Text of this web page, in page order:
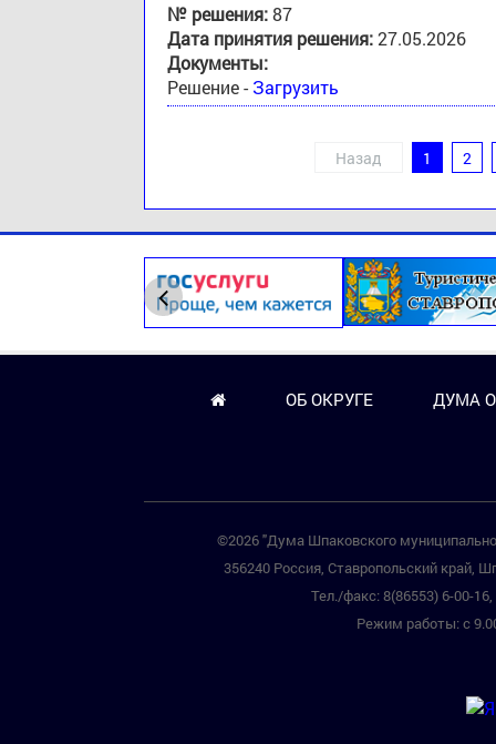
№ решения:87
Дата принятия решения:27.05.2026
Документы:
Решение - Загрузить
Назад 1 2
ОБ ОКРУГЕ ДУМА
©2026 "Дума Шпаковского
356240 Россия, Ставропольский край,
Тел./факс: 8(86553) 6-00-
Режим работы: с